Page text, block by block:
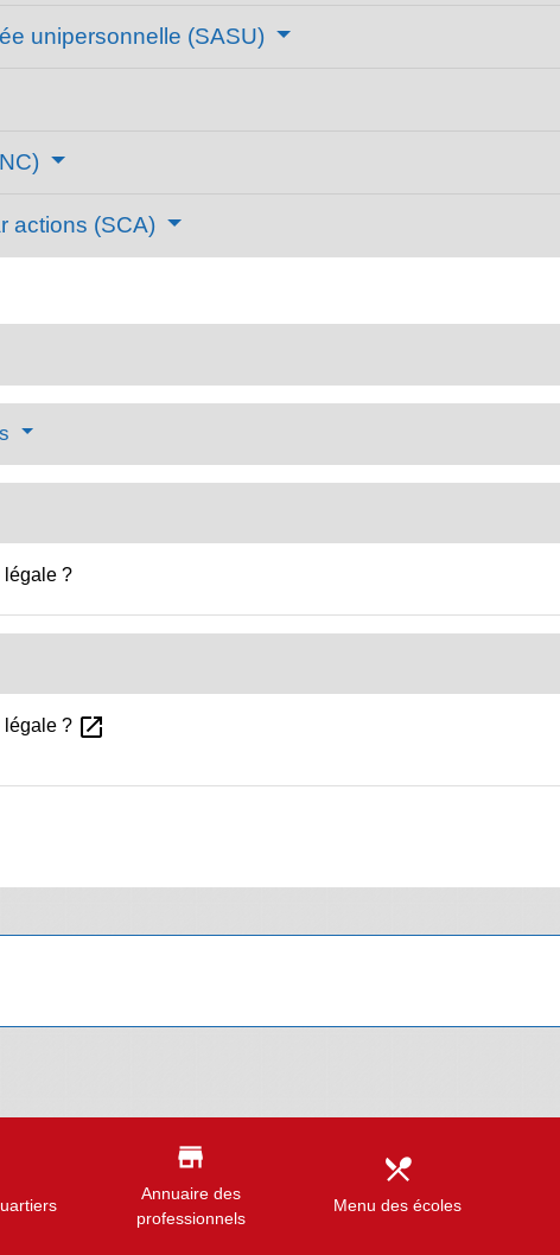
unipersonnelle (SASU)
actions (SCA)
légale ?
légale ? open_in_new
store
Annuaire des
professionnels
local_dining
Menu des écoles